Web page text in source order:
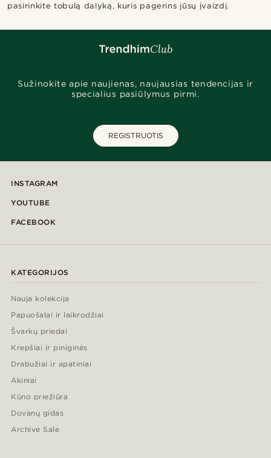
pasirinkite tobulą dalyką, kuris pagerins jūsų įvaizdį.
Sužinokite apie naujienas, naujausias tendencijas ir
specialius pasiūlymus pirmi.
REGISTRUOTIS
INSTAGRAM
YOUTUBE
FACEBOOK
KATEGORIJOS
Nauja kolekcija
Papuošalai ir laikrodžiai
Švarkų priedai
Krepšiai ir piniginės
Drabužiai ir apatiniai
Akiniai
Kūno priežiūra
Dovanų gidas
Archive Sale